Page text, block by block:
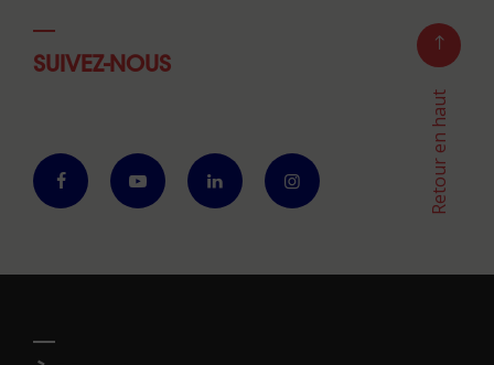
SUIVEZ-NOUS
Retour en haut